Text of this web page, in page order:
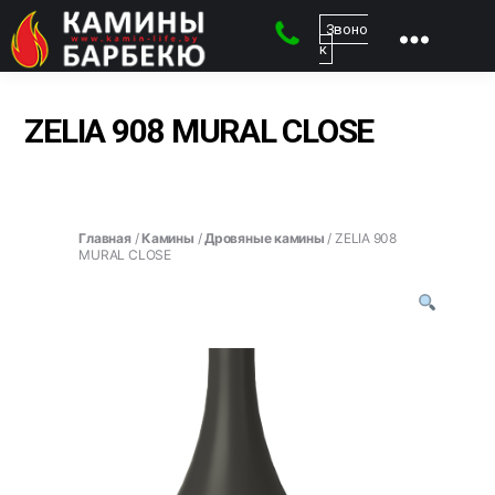
Магазин
Звоно
к
ZELIA 908 MURAL CLOSE
Главная/Камины /Дровяные камины / ZELIA 908
MURAL CLOSE